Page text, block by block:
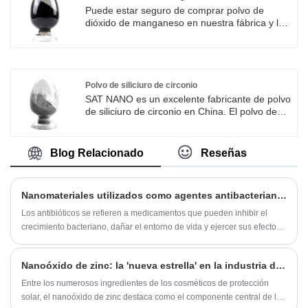
Puede estar seguro de comprar polvo de
dióxido de manganeso en nuestra fábrica y le
Polvo de siliciuro de circonio
SAT NANO es un excelente fabricante de polvo
de siliciuro de circonio en China. El polvo de
resistencia a la corrosión. Encuentra
aplicaciones en revestimientos de barrera
materiales estructurales de alta temperatura.
El polvo de siliciuro de circonio producido por
SAT NAO es el más vendido en varios países
Blog Relacionado Reseñas
Nanomateriales utilizados como agentes antibacterianos para tejidos textiles
Los antibióticos se refieren a medicamentos que pueden inhibir el
crecimiento bacteriano, dañar el entorno de vida y ejercer sus efectos
antibacterianos inorgánicos. Entre ellos, los agentes antibacterianos
orgánicos incluyen tipos naturales y sintéticos, mientras que los
agentes antibacterianos inorgánicos incluyen principalmente metales,
Nanoóxido de zinc: la 'nueva estrella' en la industria de los protectores solares
Entre los numerosos ingredientes de los cosméticos de protección
solar, el nanoóxido de zinc destaca como el componente central de la